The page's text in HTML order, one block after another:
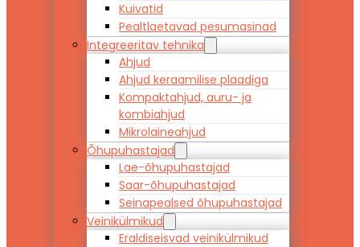
Kuivatid
Pealtlaetavad pesumasinad
Integreeritav tehnika
Ahjud
Ahjud keraamilise plaadiga
Kompaktahjud, auru- ja
kombiahjud
Mikrolaineahjud
Õhupuhastajad
Lae-õhupuhastajad
Saar-õhupuhastajad
Seinapealsed õhupuhastajad
Veinikülmikud
Eraldiseisvad veinikülmikud